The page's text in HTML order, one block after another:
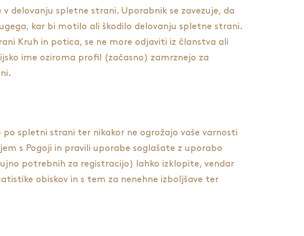
delovanju spletne strani. Uporabnik se zavezuje, da
kar bi motilo ali škodilo delovanju spletne strani.
Kruh in potica, se ne more odjaviti iz članstva ali
ime oziroma profil (začasno) zamrznejo za
spletni strani ter nikakor ne ogrožajo vaše varnosti
s Pogoji in pravili uporabe soglašate z uporabo
potrebnih za registracijo) lahko izklopite, vendar
obiskov in s tem za nenehne izboljšave ter